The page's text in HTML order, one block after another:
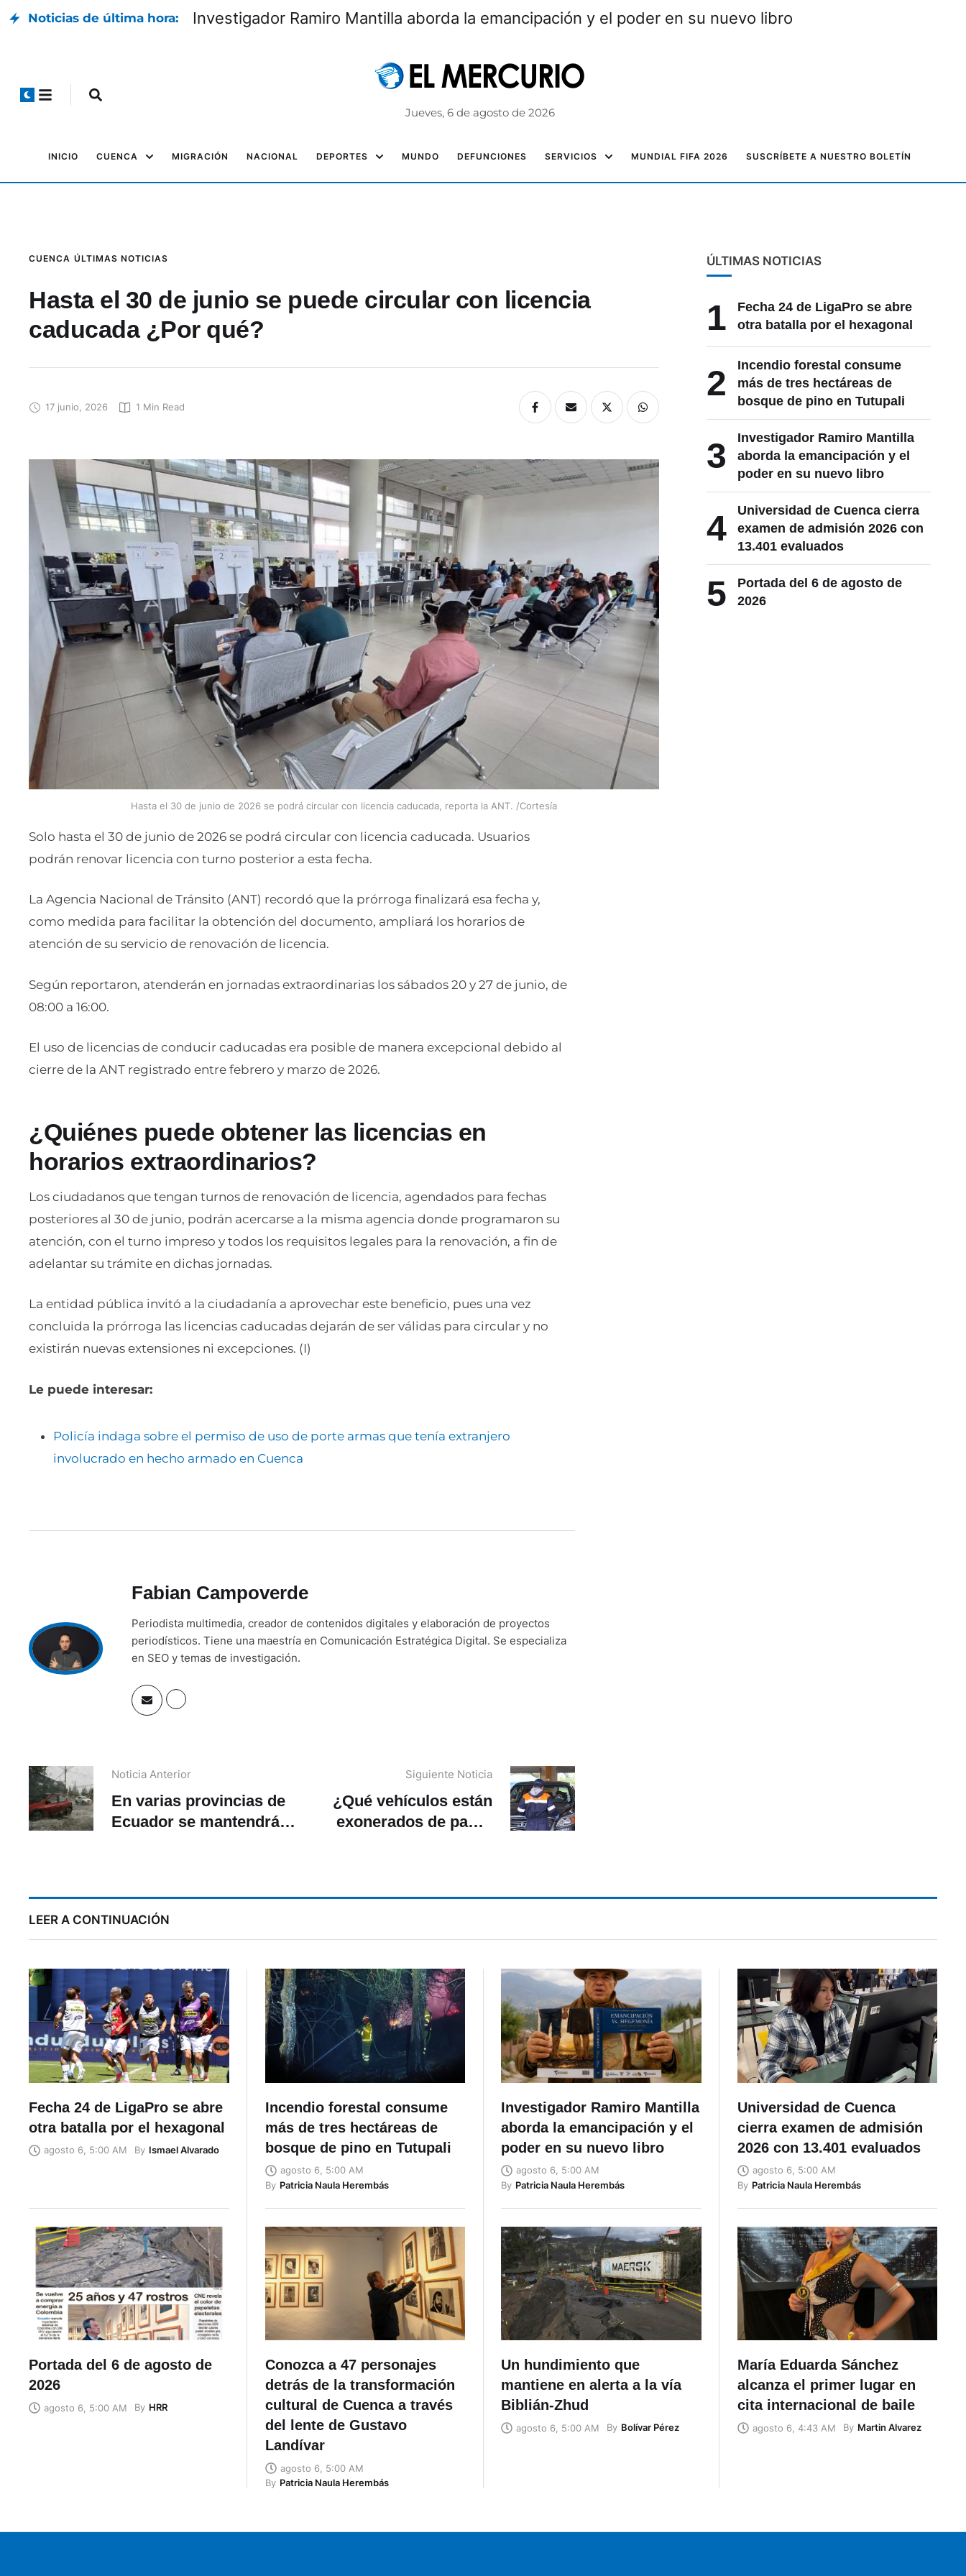
Noticias de última hora: Investigador Ramiro Mantilla aborda la emancipación y el poder en su nuevo libro
Jueves, 6 de agosto de 2026
INICIO CUENCA MIGRACIÓN NACIONAL DEPORTES MUNDO DEFUNCIONES SERVICIOS MUNDIAL FIFA 2026 SUSCRÍBETE A NUESTRO BOLETÍN
CUENCA ÚLTIMAS NOTICIAS
Hasta el 30 de junio se puede circular con licencia
caducada ¿Por qué?
17 junio, 2026 1 Min Read
Hasta el 30 de junio de 2026 se podrá circular con licencia caducada, reporta la ANT. /Cortesía
Solo hasta el 30 de junio de 2026 se podrá circular con licencia caducada. Usuarios
podrán renovar licencia con turno posterior a esta fecha.
La Agencia Nacional de Tránsito (ANT) recordó que la prórroga finalizará esa fecha y,
como medida para facilitar la obtención del documento, ampliará los horarios de
atención de su servicio de renovación de licencia.
Según reportaron, atenderán en jornadas extraordinarias los sábados 20 y 27 de junio, de
08:00 a 16:00.
El uso de licencias de conducir caducadas era posible de manera excepcional debido al
cierre de la ANT registrado entre febrero y marzo de 2026.
¿Quiénes puede obtener las licencias en
horarios extraordinarios?
Los ciudadanos que tengan turnos de renovación de licencia, agendados para fechas
posteriores al 30 de junio, podrán acercarse a la misma agencia donde programaron su
atención, con el turno impreso y todos los requisitos legales para la renovación, a fin de
adelantar su trámite en dichas jornadas.
La entidad pública invitó a la ciudadanía a aprovechar este beneficio, pues una vez
concluida la prórroga las licencias caducadas dejarán de ser válidas para circular y no
existirán nuevas extensiones ni excepciones. (I)
Le puede interesar:
Policía indaga sobre el permiso de uso de porte armas que tenía extranjero
involucrado en hecho armado en Cuenca
Fabian Campoverde
Periodista multimedia, creador de contenidos digitales y elaboración de proyectos
periodísticos. Tiene una maestría en Comunicación Estratégica Digital. Se especializa
en SEO y temas de investigación.
Noticia Anterior
En varias provincias de
Ecuador se mantendrán
Siguiente Noticia
¿Qué vehículos están
exonerados de pagar
Cuenca?
ÚLTIMAS NOTICIAS
1
Fecha 24 de LigaPro se abre
otra batalla por el hexagonal
2
Incendio forestal consume
más de tres hectáreas de
bosque de pino en Tutupali
3
Investigador Ramiro Mantilla
aborda la emancipación y el
poder en su nuevo libro
4
Universidad de Cuenca cierra
examen de admisión 2026 con
13.401 evaluados
5
Portada del 6 de agosto de
2026
LEER A CONTINUACIÓN
Fecha 24 de LigaPro se abre
otra batalla por el hexagonal
agosto 6, 5:00 AM By Ismael Alvarado
Incendio forestal consume
más de tres hectáreas de
bosque de pino en Tutupali
agosto 6, 5:00 AM
By Patricia Naula Herembás
Investigador Ramiro Mantilla
aborda la emancipación y el
poder en su nuevo libro
agosto 6, 5:00 AM
By Patricia Naula Herembás
Universidad de Cuenca
cierra examen de admisión
2026 con 13.401 evaluados
agosto 6, 5:00 AM
By Patricia Naula Herembás
Portada del 6 de agosto de
2026
agosto 6, 5:00 AM By HRR
Conozca a 47 personajes
detrás de la transformación
cultural de Cuenca a través
del lente de Gustavo
Landívar
agosto 6, 5:00 AM
By Patricia Naula Herembás
Un hundimiento que
mantiene en alerta a la vía
Biblián-Zhud
agosto 6, 5:00 AM By Bolívar Pérez
María Eduarda Sánchez
alcanza el primer lugar en
cita internacional de baile
agosto 6, 4:43 AM By Martin Alvarez